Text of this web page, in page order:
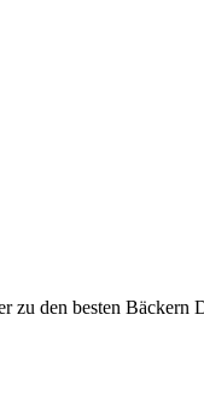
den besten Bäckern